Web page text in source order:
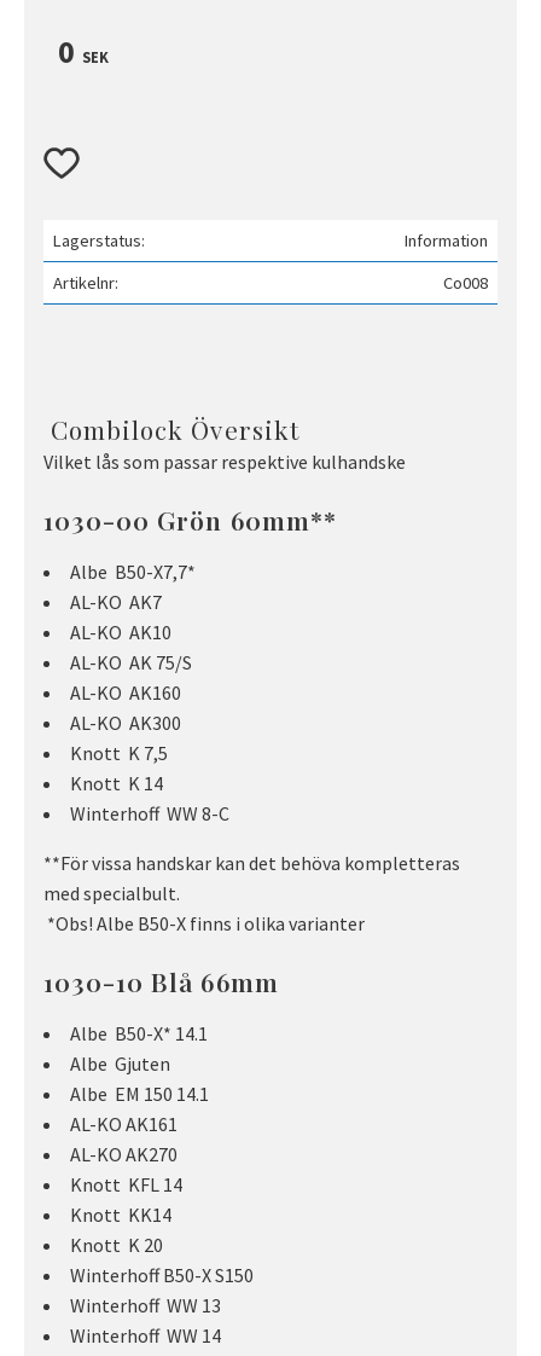
0 SEK
Lägg till i favoriter
Lagerstatus
Information
Artikelnr
Co008
Combilock Översikt
Vilket lås som passar respektive kulhandske
1030-00 Grön 60mm**
Albe B50-X7,7*
AL-KO AK7
AL-KO AK10
AL-KO AK 75/S
AL-KO AK160
AL-KO AK300
Knott K 7,5
Knott K 14
Winterhoff WW 8-C
**För vissa handskar kan det behöva kompletteras
med specialbult.
*Obs! Albe B50-X finns i olika varianter
1030-10 Blå 66mm
Albe B50-X* 14.1
Albe Gjuten
Albe EM 150 14.1
AL-KO AK161
AL-KO AK270
Knott KFL 14
Knott KK14
Knott K 20
Winterhoff B50-X S150
Winterhoff WW 13
Winterhoff WW 14